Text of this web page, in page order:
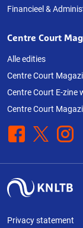
Financieel &
Centre Court
Alle edities
Centre Court
Centre Court E-zine
Centre Court
Facebook
X
Privacy statement